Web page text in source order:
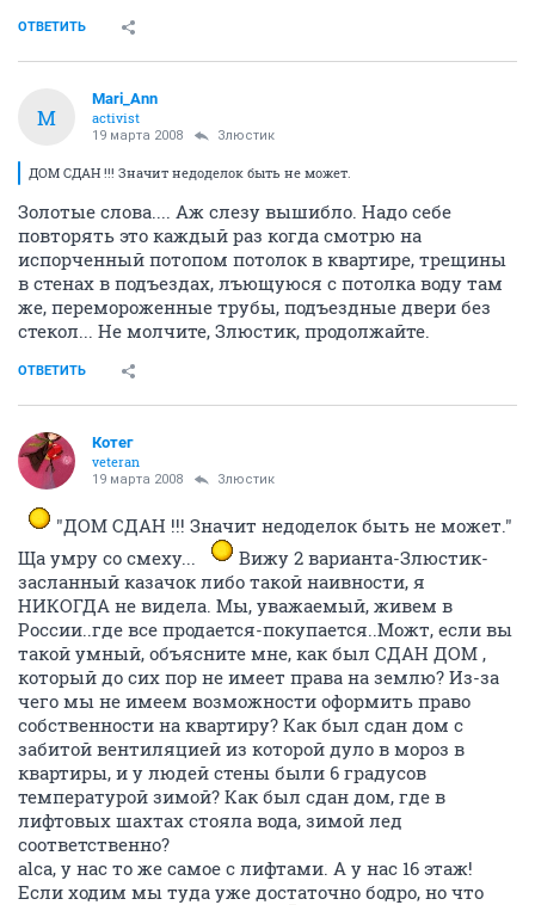
ОТВЕТИТЬ
M
Mari_Ann
activist
19 марта 2008 Злюстик
ДОМ СДАН !!! Значит недоделок быть не может.
Золотые слова.... Аж слезу вышибло. Надо себе
повторять это каждый раз когда смотрю на
испорченный потопом потолок в квартире, трещины
в стенах в подъездах, лъющуюся с потолка воду там
же, перемороженные трубы, подъездные двери без
стекол... Не молчите, Злюстик, продолжайте.
ОТВЕТИТЬ
Котег
veteran
19 марта 2008 Злюстик
"ДОМ СДАН !!! Значит недоделок быть не может."
Ща умру со смеху...
Вижу 2 варианта-Злюстик-
засланный казачок либо такой наивности, я
НИКОГДА не видела. Мы, уважаемый, живем в
России..где все продается-покупается..Можт, если вы
такой умный, объясните мне, как был СДАН ДОМ ,
который до сих пор не имеет права на землю? Из-за
чего мы не имеем возможности оформить право
собственности на квартиру? Как был сдан дом с
забитой вентиляцией из которой дуло в мороз в
квартиры, и у людей стены были 6 градусов
температурой зимой? Как был сдан дом, где в
лифтовых шахтах стояла вода, зимой лед
соответственно?
alca, у нас то же самое с лифтами. А у нас 16 этаж!
Если ходим мы туда уже достаточно бодро, но что